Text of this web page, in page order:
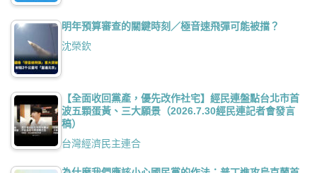
明年預算審查的關鍵時刻／極音速飛彈可能被擋？
沈榮欽
【全面收回黨產，優先改作社宅】經民連盤點台北市首
波五顆蛋黃、三大願景（2026.7.30經民連記者會發言
稿）
台灣經濟民主連合